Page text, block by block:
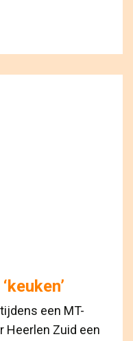
een MT-
Heerlen Zuid een